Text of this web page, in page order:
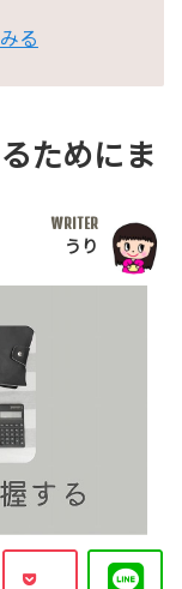
る
ためにま
WRITER
うり